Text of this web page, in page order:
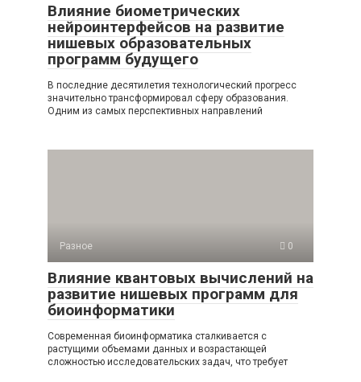
Влияние биометрических
нейроинтерфейсов на развитие
нишевых образовательных
программ будущего
В последние десятилетия технологический прогресс
значительно трансформировал сферу образования.
Одним из самых перспективных направлений
Разное 0
Влияние квантовых вычислений на
развитие нишевых программ для
биоинформатики
Современная биоинформатика сталкивается с
растущими объемами данных и возрастающей
сложностью исследовательских задач, что требует